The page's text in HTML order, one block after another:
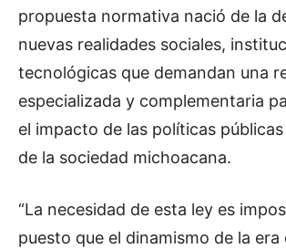
propuesta normativa nació de la
nuevas realidades sociales,
tecnológicas que demandan una
especializada y complementaria
el impacto de las políticas
de la sociedad michoacana.
“La necesidad de esta ley es
puesto que el dinamismo de la era